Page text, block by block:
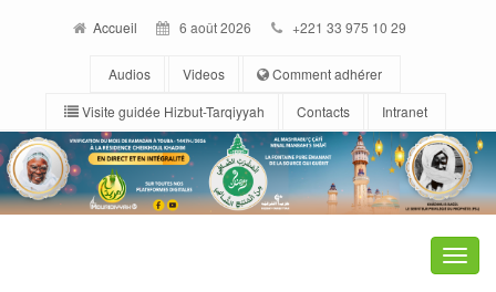
Accueil 6 août 2026 +221 33 975 10 29
Audios Videos
Comment adhérer
Visite guidée Hizbut-Tarqiyyah
Contacts Intranet
Toggle